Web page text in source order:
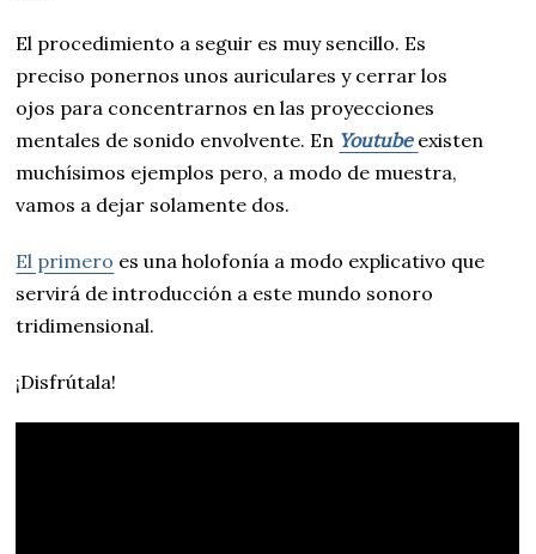
El procedimiento a seguir es muy sencillo. Es
preciso ponernos unos auriculares y cerrar los
ojos para concentrarnos en las proyecciones
mentales de sonido envolvente. En Youtube existen
muchísimos ejemplos pero, a modo de muestra,
vamos a dejar solamente dos.
El primero es una holofonía a modo explicativo que
servirá de introducción a este mundo sonoro
tridimensional.
¡Disfrútala!